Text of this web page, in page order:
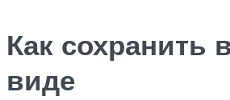
Как сохранить
виде